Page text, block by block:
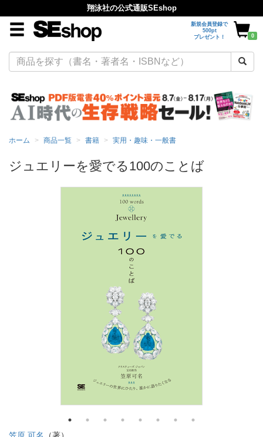
翔泳社の公式通販SEshop
新規会員登録で
500pt
プレゼント！
0
ホーム 商品一覧 書籍 実用・趣味・一般書
ジュエリーを愛でる100のことば
笠原 可名
（著）